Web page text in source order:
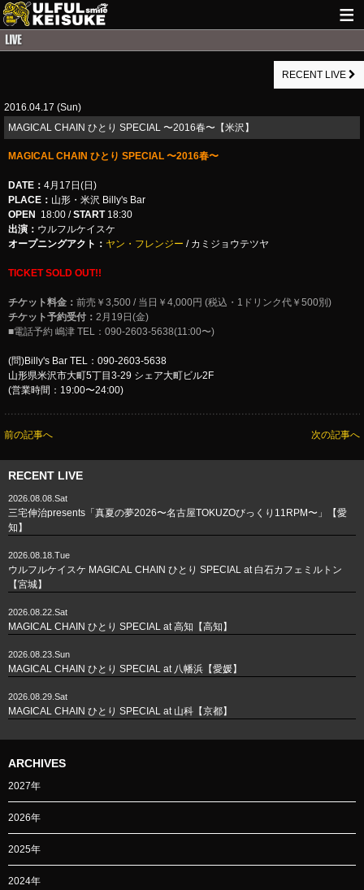
GUITAR WORKS
RECENT LIVE
2016.04.17 (Sun)
MAGICAL CHAIN ひとり SPECIAL 〜2016春〜【米沢】
MAGICAL CHAIN ひとり SPECIAL 〜2016春〜
DATE： 4月17日(日)
PLACE： 山形・米沢 Billy's Bar
OPEN
18:00 /START18:30
出演： ウルフルケイスケ
オープニングアクト： ヤン・フレンジー / カミジョウテツヤ
TICKET SOLD OUT!!
チケット料金： 前売￥3,500 / 当日￥4,000円 (税込・1ドリンク代￥500別)
チケット予約受付： 2月19日(金)
■電話予約 嶋津 TEL：090-2603-5638(11:00〜)
(問)Billy's Bar TEL：090-2603-5638
山形県米沢市大町5丁目3-29 シェア大町ビル2F
(営業時間：19:00〜24:00)
前の記事へ 次の記事へ
RECENT LIVE
2026.08.08.Sat
三宅伸治presents「真夏の夢2026〜名古屋TOKUZOびっくり11RPM〜」【愛
知】
2026.08.18.Tue
ウルフルケイスケ MAGICAL CHAIN ひとり SPECIAL at 白石カフェミルトン
【宮城】
2026.08.22.Sat
MAGICAL CHAIN ひとり SPECIAL at 高知【高知】
2026.08.23.Sun
MAGICAL CHAIN ひとり SPECIAL at 八幡浜【愛媛】
2026.08.29.Sat
MAGICAL CHAIN ひとり SPECIAL at 山科【京都】
ARCHIVES
2027年
2026年
2025年
2024年